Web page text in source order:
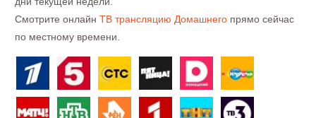
Смотрите онлайнТВ трансляцию Домашнего прямо сейчас
по местному времени.